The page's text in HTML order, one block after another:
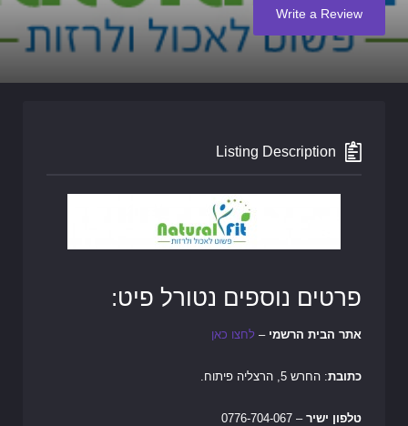
Write a Review
Listing Description
פרטים נוספים נטורל פיט:
אתר הבית הרשמי – לחצו כאן
כתובת: החרש 5, הרצליה פיתוח.
טלפון ישיר – 0776-704-067